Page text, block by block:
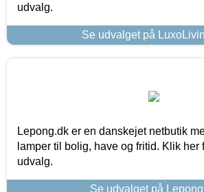
udvalg.
Se udvalget på
Lepong.dk er en danskejet netbutik
lamper til bolig, have og fritid. Klik her
udvalg.
Se udvalget på